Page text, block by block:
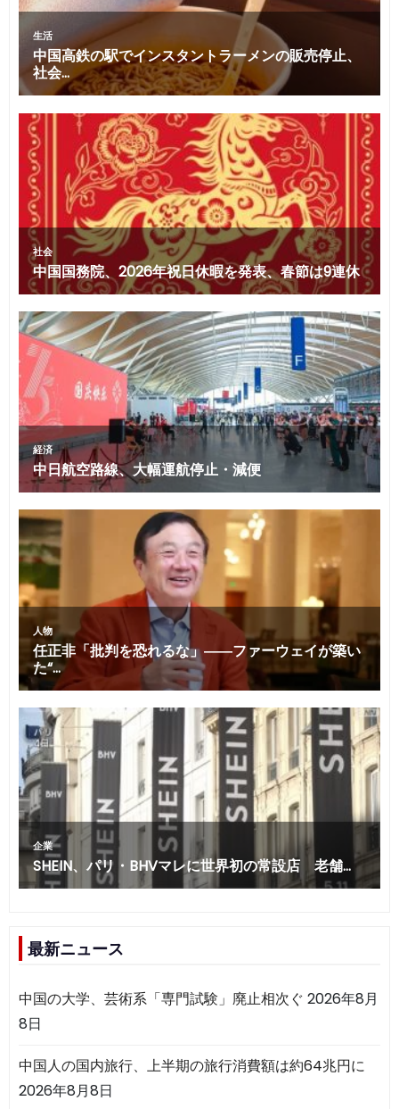
最新ニュース
中国の大学、芸術系「専門試験」廃止相次ぐ 2026年8月
8日
中国人の国内旅行、上半期の旅行消費額は約64兆円に
2026年8月8日